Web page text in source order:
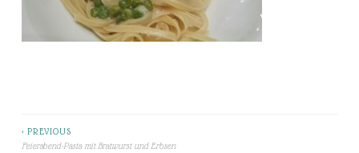
Beitragsnavigation
< PREVIOUS
Feierabend-Pasta mit Bratwurst und Erbsen